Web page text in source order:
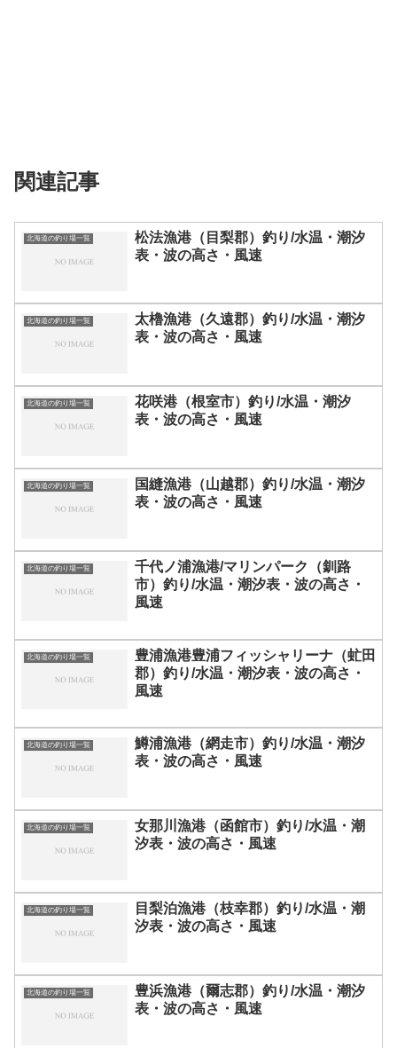
関連記事
北海道の釣り場一覧
松法漁港（目梨郡）釣り/水温・潮汐
表・波の高さ・風速
北海道の釣り場一覧
太櫓漁港（久遠郡）釣り/水温・潮汐
表・波の高さ・風速
北海道の釣り場一覧
花咲港（根室市）釣り/水温・潮汐
表・波の高さ・風速
北海道の釣り場一覧
国縫漁港（山越郡）釣り/水温・潮汐
表・波の高さ・風速
北海道の釣り場一覧
千代ノ浦漁港/マリンパーク（釧路
市）釣り/水温・潮汐表・波の高さ・
風速
北海道の釣り場一覧
豊浦漁港豊浦フィッシャリーナ（虻田
郡）釣り/水温・潮汐表・波の高さ・
風速
北海道の釣り場一覧
鱒浦漁港（網走市）釣り/水温・潮汐
表・波の高さ・風速
北海道の釣り場一覧
女那川漁港（函館市）釣り/水温・潮
汐表・波の高さ・風速
北海道の釣り場一覧
目梨泊漁港（枝幸郡）釣り/水温・潮
汐表・波の高さ・風速
北海道の釣り場一覧
豊浜漁港（爾志郡）釣り/水温・潮汐
表・波の高さ・風速